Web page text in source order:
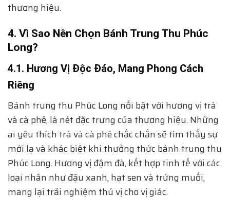
thương hiệu.
4. Vì Sao Nên Chọn Bánh Trung Thu Phúc
Long?
4.1. Hương Vị Độc Đáo, Mang Phong Cách
Riêng
Bánh trung thu Phúc Long nổi bật với hương vị trà
và cà phê, là nét đặc trưng của thương hiệu. Những
ai yêu thích trà và cà phê chắc chắn sẽ tìm thấy sự
mới lạ và khác biệt khi thưởng thức bánh trung thu
Phúc Long. Hương vị đậm đà, kết hợp tinh tế với các
loại nhân như đậu xanh, hạt sen và trứng muối,
mang lại trải nghiệm thú vị cho vị giác.